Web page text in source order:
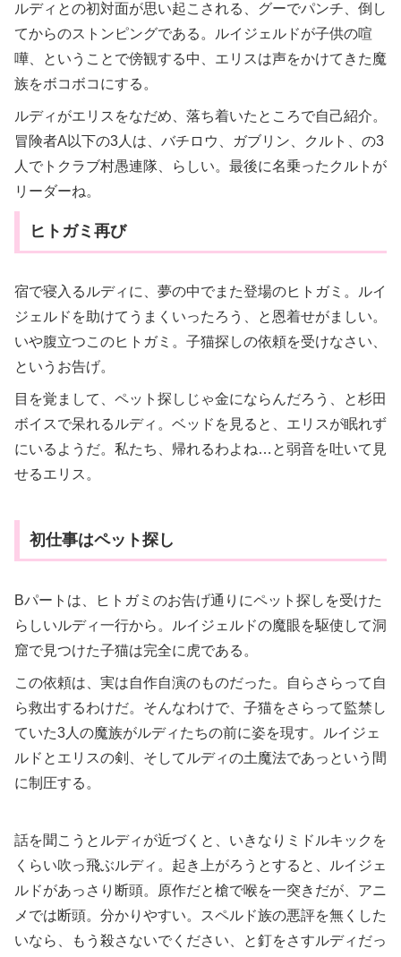
ルディとの初対面が思い起こされる、グーでパンチ、倒し
てからのストンピングである。ルイジェルドが子供の喧
嘩、ということで傍観する中、エリスは声をかけてきた魔
族をボコボコにする。
ルディがエリスをなだめ、落ち着いたところで自己紹介。
冒険者A以下の3人は、バチロウ、ガブリン、クルト、の3
人でトクラブ村愚連隊、らしい。最後に名乗ったクルトが
リーダーね。
ヒトガミ再び
宿で寝入るルディに、夢の中でまた登場のヒトガミ。ルイ
ジェルドを助けてうまくいったろう、と恩着せがましい。
いや腹立つこのヒトガミ。子猫探しの依頼を受けなさい、
というお告げ。
目を覚まして、ペット探しじゃ金にならんだろう、と杉田
ボイスで呆れるルディ。ベッドを見ると、エリスが眠れず
にいるようだ。私たち、帰れるわよね…と弱音を吐いて見
せるエリス。
初仕事はペット探し
Bパートは、ヒトガミのお告げ通りにペット探しを受けた
らしいルディ一行から。ルイジェルドの魔眼を駆使して洞
窟で見つけた子猫は完全に虎である。
この依頼は、実は自作自演のものだった。自らさらって自
ら救出するわけだ。そんなわけで、子猫をさらって監禁し
ていた3人の魔族がルディたちの前に姿を現す。ルイジェ
ルドとエリスの剣、そしてルディの土魔法であっという間
に制圧する。
話を聞こうとルディが近づくと、いきなりミドルキックを
くらい吹っ飛ぶルディ。起き上がろうとすると、ルイジェ
ルドがあっさり断頭。原作だと槍で喉を一突きだが、アニ
メでは断頭。分かりやすい。スペルド族の悪評を無くした
いなら、もう殺さないでください、と釘をさすルディだっ